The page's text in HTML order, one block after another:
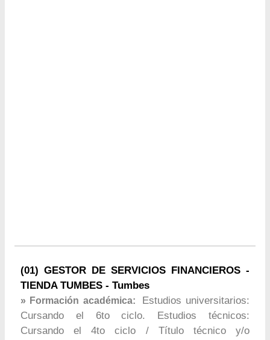
(01) GESTOR DE SERVICIOS FINANCIEROS -
TIENDA TUMBES - Tumbes
» Formación académica:
Estudios universitarios:
Cursando el 6to ciclo. Estudios técnicos:
Cursando el 4to ciclo / Título técnico y/o